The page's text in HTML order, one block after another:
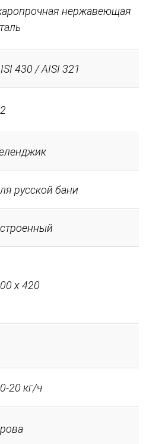
нержавеющая
430 / AISI 321
русской бани
х 420
20 кг/ч